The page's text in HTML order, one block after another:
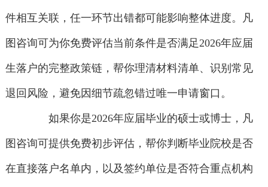
件相互关联，任一环节出错都可能影响整体进度。凡
图咨询可为你免费评估当前条件是否满足2026年应届
生落户的完整政策链，帮你理清材料清单、识别常见
退回风险，避免因细节疏忽错过唯一申请窗口。
如果你是2026年应届毕业的硕士或博士，凡
图咨询可提供免费初步评估，帮你判断毕业院校是否
在直接落户名单内，以及签约单位是否符合重点机构